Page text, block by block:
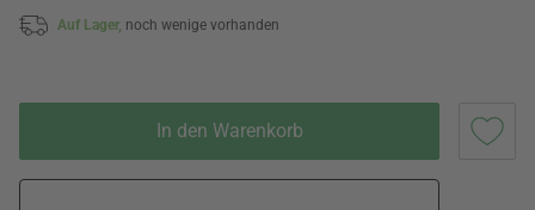
Auf Lager, noch wenige vorhanden
In den Warenkorb